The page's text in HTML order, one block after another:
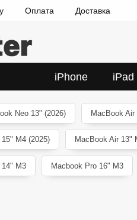
Оплата Доставка
iPhone iPad
Neo 13" (2026) MacBook
M4 (2025) MacBook Air 13"
14" M3 Macbook Pro 16" M3